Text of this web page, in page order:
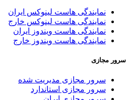
نمایندگی هاست لینوکس ایران
نمایندگی هاست لینوکس خارج
نمایندگی هاست ویندوز ایران
نمایندگی هاست ویندوز خارج
سرور مجازی
سرور مجازی مدیریت شده
سرور مجازی استاندارد